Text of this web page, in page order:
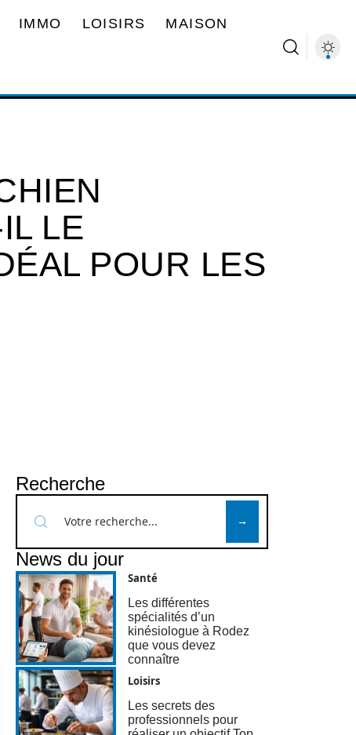
IMMO LOISIRS MAISON
LE
POUR LES
Recherche
News du jour
Santé
Les différentes
spécialités d’un
kinésiologue à Rodez
que vous devez
connaître
Loisirs
Les secrets des
professionnels pour